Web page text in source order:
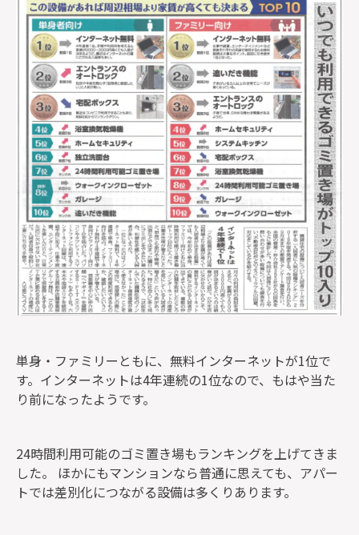
単身・ファミリーともに、無料インターネットが1位で
す。インターネットは4年連続の1位なので、もはや当た
り前になったようです。
24時間利用可能のゴミ置き場もランキングを上げてきま
した。 ほかにもマンションなら普通に思えても、アパー
トでは差別化につながる設備は多くりあります。